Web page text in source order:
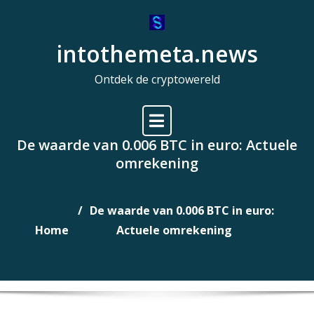
intothemeta.news
Ontdek de cryptowereld
De waarde van 0.006 BTC in euro: Actuele
omrekening
Home
De waarde van 0.006 BTC in euro:
Actuele omrekening